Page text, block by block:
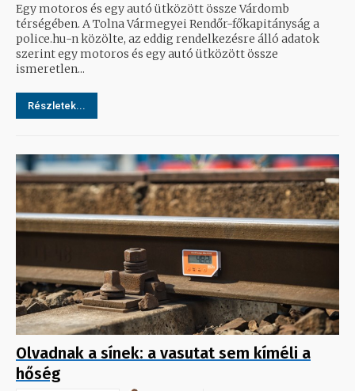
Egy motoros és egy autó ütközött össze Várdomb
térségében. A Tolna Vármegyei Rendőr-főkapitányság a
police.hu-n közölte, az eddig rendelkezésre álló adatok
szerint egy motoros és egy autó ütközött össze
ismeretlen...
Részletek...
Olvadnak a sínek: a vasutat sem kíméli a
hőség